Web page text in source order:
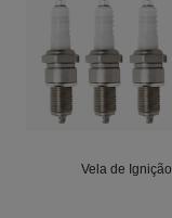
Vela de Ignição